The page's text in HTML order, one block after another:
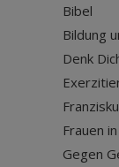
Bibel
Bildung
Denk
Frauen
Gegen